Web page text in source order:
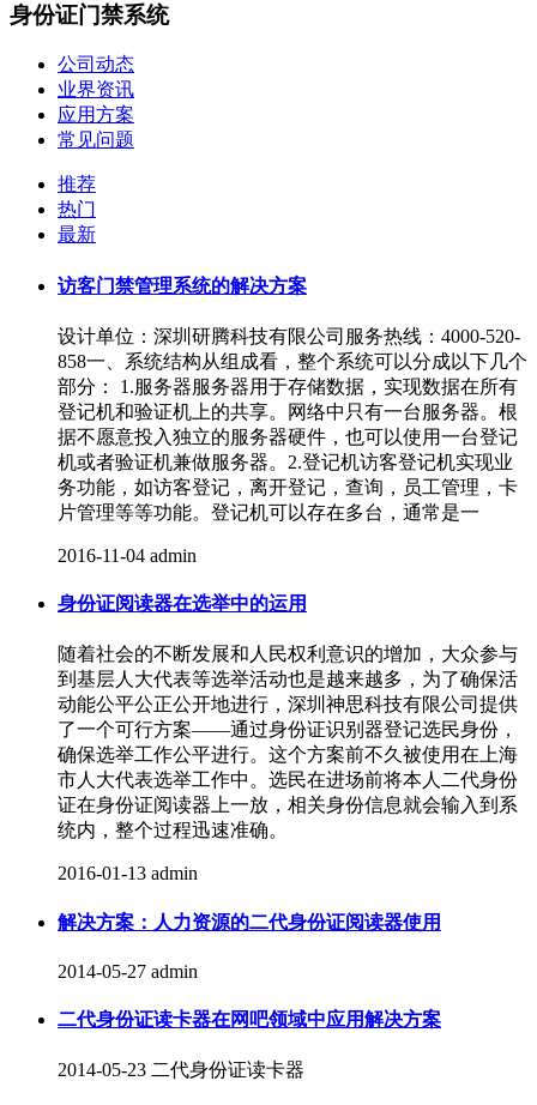
身份证门禁系统
公司动态
业界资讯
应用方案
常见问题
推荐
热门
最新
访客门禁管理系统的解决方案
设计单位：深圳研腾科技有限公司服务热线：4000-520-
858一、系统结构从组成看，整个系统可以分成以下几个
部分： 1.服务器服务器用于存储数据，实现数据在所有
登记机和验证机上的共享。网络中只有一台服务器。根
据不愿意投入独立的服务器硬件，也可以使用一台登记
机或者验证机兼做服务器。2.登记机访客登记机实现业
务功能，如访客登记，离开登记，查询，员工管理，卡
片管理等等功能。登记机可以存在多台，通常是一
2016-11-04 admin
身份证阅读器在选举中的运用
随着社会的不断发展和人民权利意识的增加，大众参与
到基层人大代表等选举活动也是越来越多，为了确保活
动能公平公正公开地进行，深圳神思科技有限公司提供
了一个可行方案——通过身份证识别器登记选民身份，
确保选举工作公平进行。这个方案前不久被使用在上海
市人大代表选举工作中。选民在进场前将本人二代身份
证在身份证阅读器上一放，相关身份信息就会输入到系
统内，整个过程迅速准确。
2016-01-13 admin
解决方案：人力资源的二代身份证阅读器使用
2014-05-27 admin
二代身份证读卡器在网吧领域中应用解决方案
2014-05-23 二代身份证读卡器